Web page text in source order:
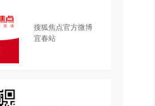
搜狐焦点官方微博
宜春站